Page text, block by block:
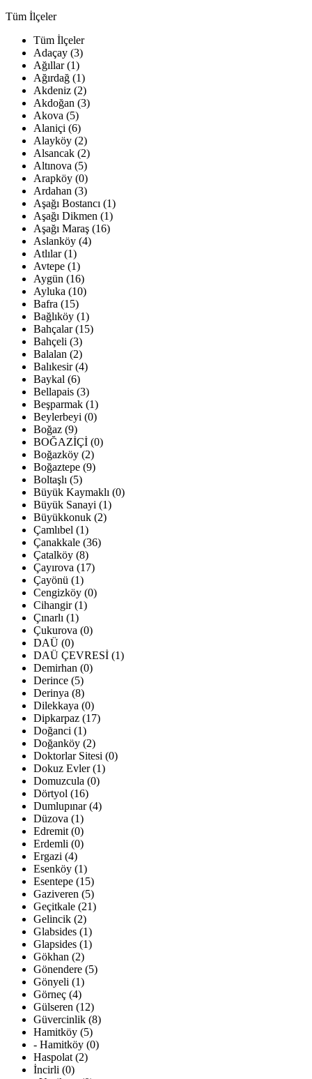
Tüm İlçeler
Tüm İlçeler
Adaçay (3)
Ağıllar (1)
Ağırdağ (1)
Akdeniz (2)
Akdoğan (3)
Akova (5)
Alaniçi (6)
Alayköy (2)
Alsancak (2)
Altınova (5)
Arapköy (0)
Ardahan (3)
Aşağı Bostancı (1)
Aşağı Dikmen (1)
Aşağı Maraş (16)
Aslanköy (4)
Atlılar (1)
Avtepe (1)
Aygün (16)
Ayluka (10)
Bafra (15)
Bağlıköy (1)
Bahçalar (15)
Bahçeli (3)
Balalan (2)
Balıkesir (4)
Baykal (6)
Bellapais (3)
Beşparmak (1)
Beylerbeyi (0)
Boğaz (9)
BOĞAZİÇİ (0)
Boğazköy (2)
Boğaztepe (9)
Boltaşlı (5)
Büyük Kaymaklı (0)
Büyük Sanayi (1)
Büyükkonuk (2)
Çamlıbel (1)
Çanakkale (36)
Çatalköy (8)
Çayırova (17)
Çayönü (1)
Cengizköy (0)
Cihangir (1)
Çınarlı (1)
Çukurova (0)
DAÜ (0)
DAÜ ÇEVRESİ (1)
Demirhan (0)
Derince (5)
Derinya (8)
Dilekkaya (0)
Dipkarpaz (17)
Doğanci (1)
Doğanköy (2)
Doktorlar Sitesi (0)
Dokuz Evler (1)
Domuzcula (0)
Dörtyol (16)
Dumlupınar (4)
Düzova (1)
Edremit (0)
Erdemli (0)
Ergazi (4)
Esenköy (1)
Esentepe (15)
Gaziveren (5)
Geçitkale (21)
Gelincik (2)
Glabsides (1)
Glapsides (1)
Gökhan (2)
Gönendere (5)
Gönyeli (1)
Görneç (4)
Gülseren (12)
Güvercinlik (8)
Hamitköy (5)
- Hamitköy (0)
Haspolat (2)
İncirli (0)